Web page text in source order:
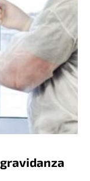
gravidanza